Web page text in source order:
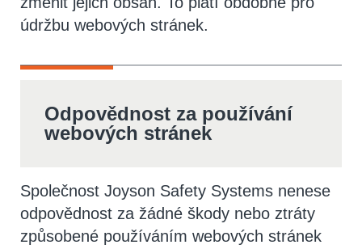
údržbu webových stránek.
Odpovědnost za používání
webových stránek
Společnost Joyson Safety Systems nenese
odpovědnost za žádné škody nebo ztráty
způsobené používáním webových stránek